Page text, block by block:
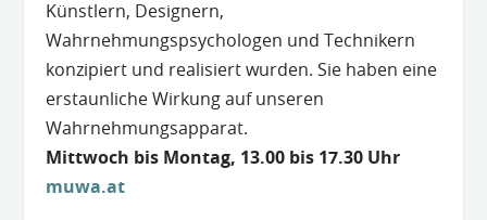
Künstlern, Designern,
Wahrnehmungspsychologen und Technikern
konzipiert und realisiert wurden. Sie haben eine
erstaunliche Wirkung auf unseren
Wahrnehmungsapparat.
Mittwoch bis Montag, 13.00 bis 17.30 Uhr
muwa.at